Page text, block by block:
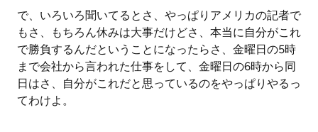
で、いろいろ聞いてるとさ、やっぱりアメリカの記者で
もさ、もちろん休みは大事だけどさ、本当に自分がこれ
で勝負するんだということになったらさ、金曜日の5時
まで会社から言われた仕事をして、金曜日の6時から同
日はさ、自分がこれだと思っているのをやっぱりやるっ
てわけよ。